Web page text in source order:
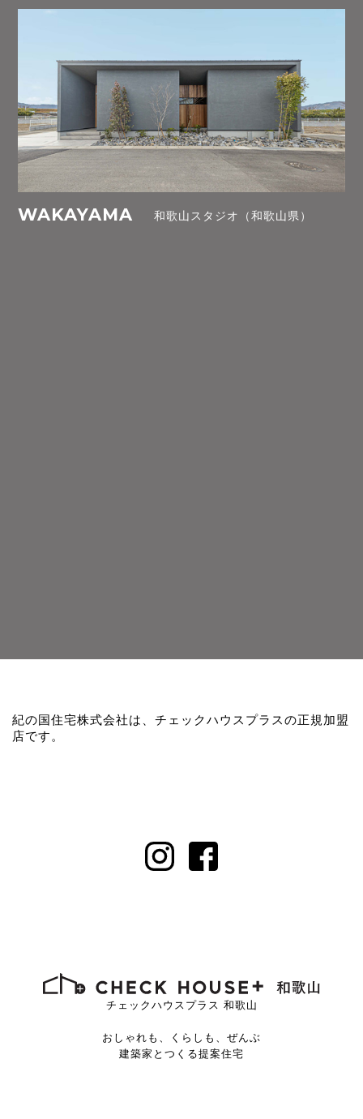
WAKAYAMA 和歌山スタジオ（和歌山県）
紀の国住宅株式会社は、チェックハウスプラスの正規加盟
店です。
チェックハウスプラス 和歌山
おしゃれも、くらしも、ぜんぶ
建築家とつくる提案住宅